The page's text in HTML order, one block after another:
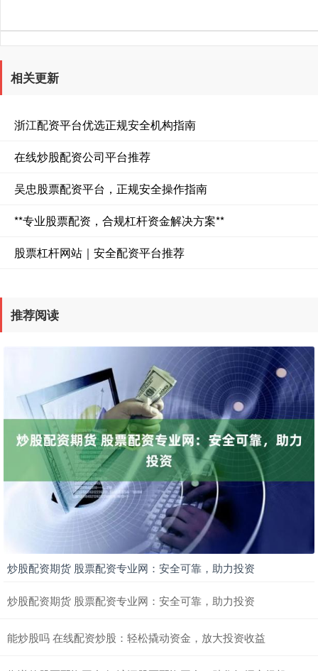
相关更新
浙江配资平台优选正规安全机构指南
在线炒股配资公司平台推荐
吴忠股票配资平台，正规安全操作指南
**专业股票配资，合规杠杆资金解决方案**
股票杠杆网站｜安全配资平台推荐
推荐阅读
炒股配资期货 股票配资专业网：安全可靠，助力投资
炒股配资期货 股票配资专业网：安全可靠，助力投资
能炒股吗 在线配资炒股：轻松撬动资金，放大投资收益